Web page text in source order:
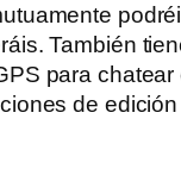
También
para chatear
de